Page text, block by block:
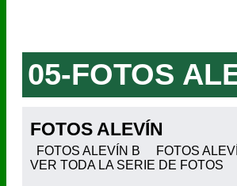
05-FOTOS
FOTOS ALEVÍN
FOTOS ALEVÍN B FOTOS
VER TODA LA SERIE DE FOTOS